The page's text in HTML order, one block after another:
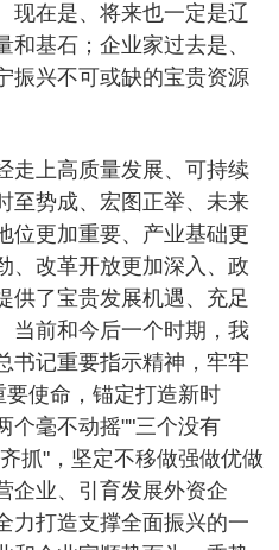
现在是、将来也一定是辽
基石；企业家过去是、
振兴不可或缺的宝贵资源
走上高质量发展、可持续
至势成、宏图正举、未来
位更加重要、产业基础更
、改革开放更加深入、政
供了宝贵发展机遇、充足
当前和今后一个时期，我
书记重要指示精神，牢牢
使命，锚定打造新时
个毫不动摇""三个没有
抓"，坚定不移做强做优做
企业、引育发展外资企
力打造支撑全面振兴的一